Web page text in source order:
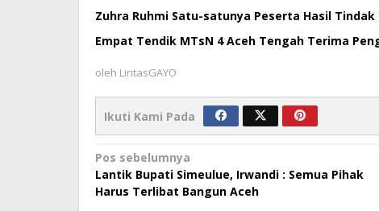
Zuhra Ruhmi Satu-satunya Peserta Hasil
Empat Tendik MTsN 4 Aceh Tengah Terima
oleh LintasGAYO
Ikuti Kami Pada
Navigasi
pos
Pos sebelumnya
Lantik Bupati Simeulue, Irwandi : Semua Pihak
Harus Terlibat Bangun Aceh